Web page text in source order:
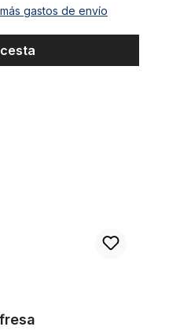
gastos de envío